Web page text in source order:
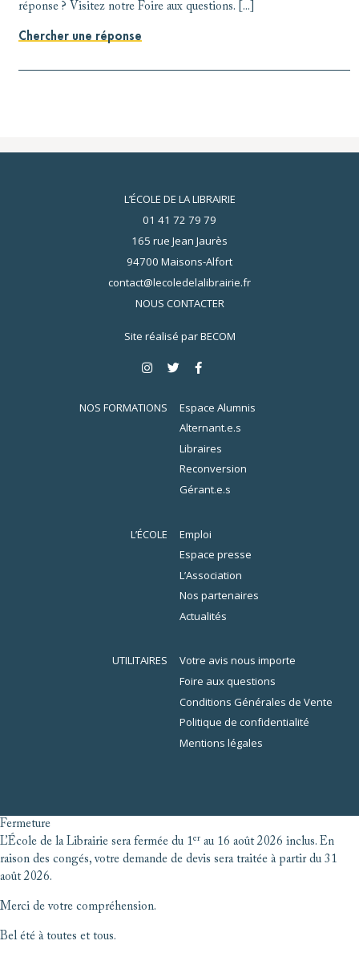
réponse ? Visitez notre Foire aux questions. [...]
Chercher une réponse
L’ÉCOLE DE LA LIBRAIRIE
01 41 72 79 79
165 rue Jean Jaurès
94700 Maisons-Alfort
contact@lecoledelalibrairie.fr
NOUS CONTACTER
Site réalisé parBECOM
NOS FORMATIONS
Espace Alumnis
Alternant.e.s
Libraires
Reconversion
Gérant.e.s
L’ÉCOLE
Emploi
Espace presse
L’Association
Nos partenaires
Actualités
UTILITAIRES
Votre avis nous importe
Foire aux questions
Conditions Générales de Vente
Politique de confidentialité
Mentions légales
Fermeture
L’École de la Librairie sera fermée du 1er au 16 août 2026 inclus. En
raison des congés, votre demande de devis sera traitée à partir du 31
août 2026.
Merci de votre compréhension.
Bel été à toutes et tous.